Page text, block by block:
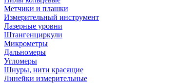
Метчики и плашки
Измерительный инструмент
Лазерные уровни
Штангенциркули
Микрометры
Дальномеры
Угломеры
Шнуры, нити красящие
Линейки измерительные